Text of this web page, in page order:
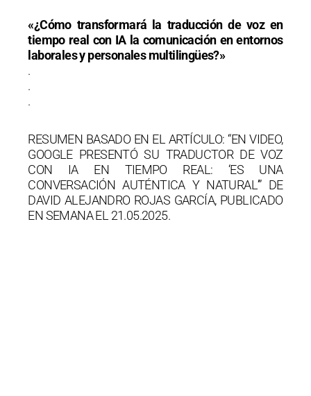
«¿Cómo transformará la traducción de voz en
tiempo real con IA la comunicación en entornos
laborales y personales multilingües?»
.
.
.
RESUMEN BASADO EN EL ARTÍCULO: “EN VIDEO,
GOOGLE PRESENTÓ SU TRADUCTOR DE VOZ
CON IA EN TIEMPO REAL: ‘ES UNA
CONVERSACIÓN AUTÉNTICA Y NATURAL’” DE
DAVID ALEJANDRO ROJAS GARCÍA, PUBLICADO
EN SEMANA EL 21.05.2025.